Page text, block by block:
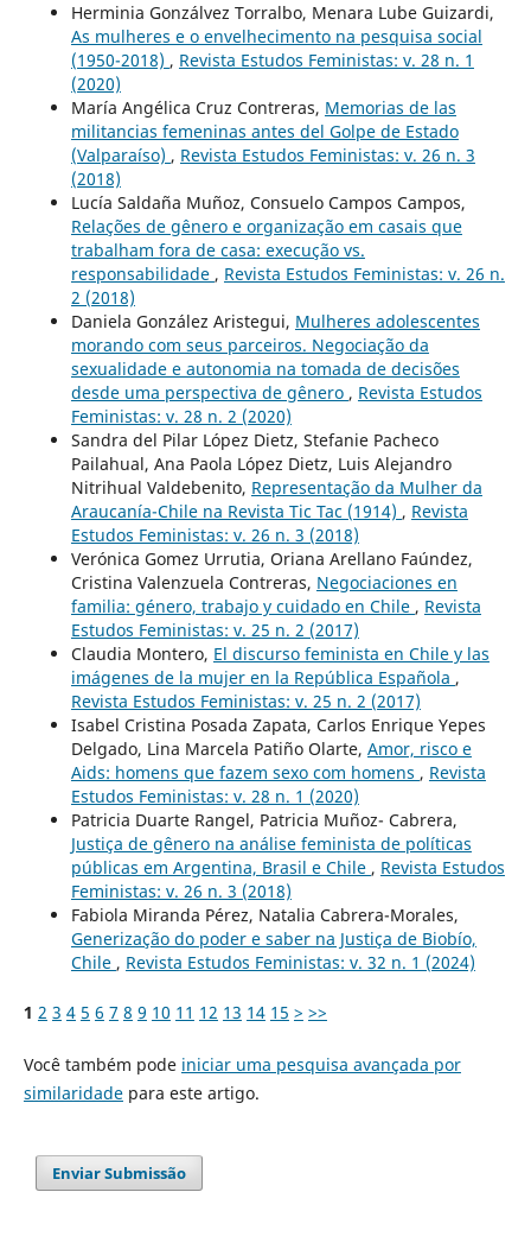
Herminia Gonzálvez Torralbo, Menara Lube Guizardi,
As mulheres e o envelhecimento na pesquisa social
(1950-2018) , Revista Estudos Feministas: v. 28 n. 1
(2020)
María Angélica Cruz Contreras, Memorias de las
militancias femeninas antes del Golpe de Estado
(Valparaíso) , Revista Estudos Feministas: v. 26 n. 3
(2018)
Lucía Saldaña Muñoz, Consuelo Campos Campos,
Relações de gênero e organização em casais que
trabalham fora de casa: execução vs.
responsabilidade , Revista Estudos Feministas: v. 26 n.
2 (2018)
Daniela González Aristegui, Mulheres adolescentes
morando com seus parceiros. Negociação da
sexualidade e autonomia na tomada de decisões
desde uma perspectiva de gênero , Revista Estudos
Feministas: v. 28 n. 2 (2020)
Sandra del Pilar López Dietz, Stefanie Pacheco
Pailahual, Ana Paola López Dietz, Luis Alejandro
Nitrihual Valdebenito, Representação da Mulher da
Araucanía-Chile na Revista Tic Tac (1914) , Revista
Estudos Feministas: v. 26 n. 3 (2018)
Verónica Gomez Urrutia, Oriana Arellano Faúndez,
Cristina Valenzuela Contreras, Negociaciones en
familia: género, trabajo y cuidado en Chile , Revista
Estudos Feministas: v. 25 n. 2 (2017)
Claudia Montero, El discurso feminista en Chile y las
imágenes de la mujer en la República Española ,
Revista Estudos Feministas: v. 25 n. 2 (2017)
Isabel Cristina Posada Zapata, Carlos Enrique Yepes
Delgado, Lina Marcela Patiño Olarte, Amor, risco e
Aids: homens que fazem sexo com homens , Revista
Estudos Feministas: v. 28 n. 1 (2020)
Patricia Duarte Rangel, Patricia Muñoz- Cabrera,
Justiça de gênero na análise feminista de políticas
públicas em Argentina, Brasil e Chile , Revista Estudos
Feministas: v. 26 n. 3 (2018)
Fabiola Miranda Pérez, Natalia Cabrera-Morales,
Generização do poder e saber na Justiça de Biobío,
Chile , Revista Estudos Feministas: v. 32 n. 1 (2024)
1 2 3 4 5 6 7 8 9 10 11 12 13 14 15 > >>
Você também pode iniciar uma pesquisa avançada por
similaridadepara este artigo.
Enviar Submissão